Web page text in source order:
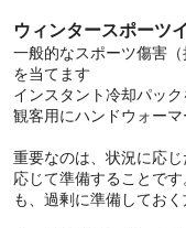
ウィンタースポーツ
一般的なスポーツ傷害
を当てます
インスタント冷却パック
観客用にハンドウォー
重要なのは、状況に応
応じて準備することで
も、過剰に準備しておく